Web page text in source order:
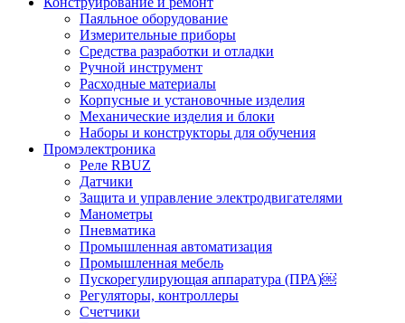
Паяльное оборудование
Измерительные приборы
Средства разработки и отладки
Ручной инструмент
Расходные материалы
Корпусные и установочные изделия
Механические изделия и блоки
Наборы и конструкторы для обучения
Промэлектроника
Реле RBUZ
Датчики
Защита и управление электродвигателями
Манометры
Пневматика
Промышленная автоматизация
Промышленная мебель
Пускорегулирующая аппаратура (ПРА)￼
Регуляторы, контроллеры
Счетчики